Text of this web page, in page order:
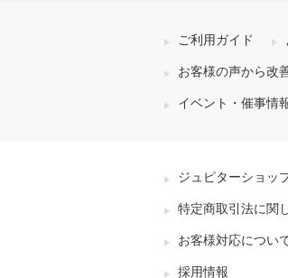
ご利用ガイド
お客様の声から改
イベント・催事情
ジュピターショッ
特定商取引法に関
お客様対応につい
採用情報